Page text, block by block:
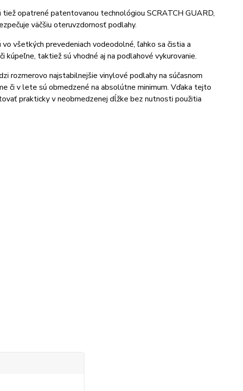
opatrené patentovanou technológiou SCRATCH GUARD,
väčšiu oteruvzdornosť podlahy.
všetkých prevedeniach vodeodolné, ľahko sa čistia a
kúpeľne, taktiež sú vhodné aj na podlahové vykurovanie.
rozmerovo najstabilnejšie vinylové podlahy na súčasnom
či v lete sú obmedzené na absolútne minimum. Vďaka tejto
prakticky v neobmedzenej dĺžke bez nutnosti použitia